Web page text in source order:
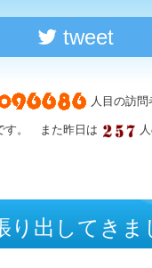
tweet
人目の訪
す。 また昨日は
り出してき